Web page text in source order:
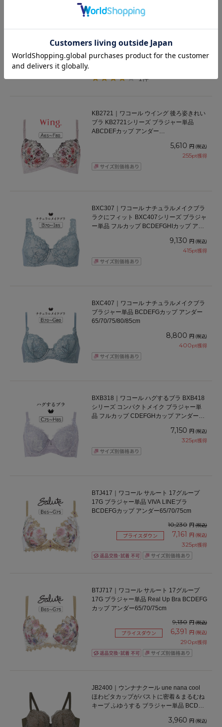
BFA311｜ワコール コンフォートフィット
旧ラゼ BFA311シリーズ ブラジャー単品 フ
8,030
1件
KB2721｜ワコール ウイング 後ろ姿きれい
ブラ KB2721シリーズ ブラジャー単品
ABCDEFカップ アンダー
5,610 円 (税込)
255pt獲得
BXC307｜ワコール ナチュラルメイクブラ
ラクにフィット BXC407シリーズ ブラジャ
ー単品 フルカップ BCDEFGHIカップ アン
9,130 円 (税込)
415pt獲得
BXC407｜ワコール ナチュラルメイクブラ
ブラジャー単品 BCDEFGカップ アンダー
65/70/75/80/85cm
8,800 円 (税込)
400pt獲得
BXB318｜ワコール ハグするブラ BXB418
シリーズ コンパクトメイク ブラジャー単
品 フルカップ CDEFGHカップ アンダー
7,150 円 (税込)
325pt獲得
BTJ417｜ワコール サルート 17グループ
17G ブラジャー単品 VIVA LINEブラ
BCDEFGカップ アンダー65/70/75cm
10,230 円(税込)
プライスダウン 7,161 円 (税込)
325pt獲得
BTJ717｜ワコール サルート 17グループ
17G ブラジャー単品 Real Up Bra BCDEFG
カップ アンダー65/70/75cm
9,130 円(税込)
プライスダウン 6,391 円 (税込)
290pt獲得
JB2400｜ウンナナクール une nana cool
ほわピタカップがバストに密着＆まるむね
キープ ふゆうする ブラジャー単品 BCDEF
3,960 円 (税込)